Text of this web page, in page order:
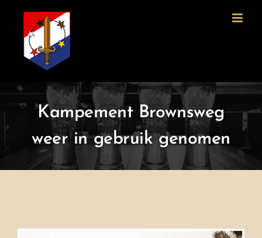
inhoud
Kampement Brownsweg
weer in gebruik genomen